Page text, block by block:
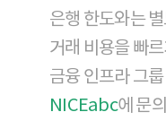
은행 한도와는
거래 비용을 빠
금융 인프라 그
NICEabc에 문